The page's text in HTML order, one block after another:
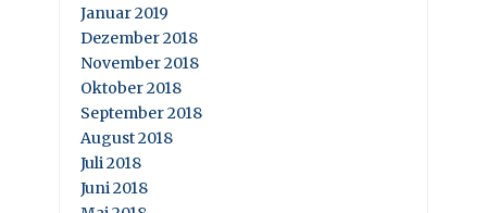
Januar 2019
Dezember 2018
November 2018
Oktober 2018
September 2018
August 2018
Juli 2018
Juni 2018